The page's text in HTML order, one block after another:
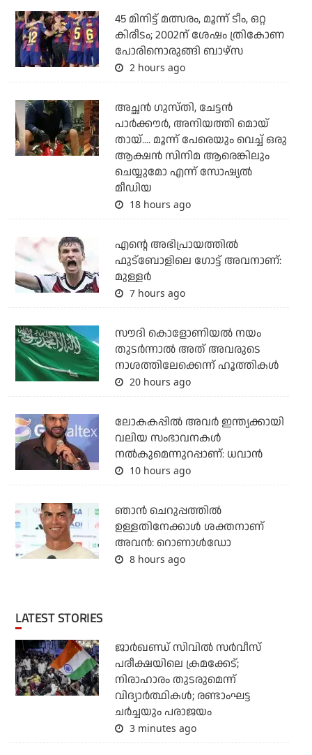
45 മിനിട്ട് മത്സരം, മൂന്ന് ടീം, ഒറ്റ
കിരീടം; 2002ന് ശേഷം ത്രികോണ
പോരിനൊരുങ്ങി ബാഴ്‌സ
2 hours ago
അച്ഛന്‍ ഗുസ്തി, ചേട്ടന്‍
പാര്‍ക്കൗര്‍, അനിയത്തി മൊയ്
തായ്.... മൂന്ന് പേരെയും വെച്ച് ഒരു
ആക്ഷന്‍ സിനിമ ആരെങ്കിലും
ചെയ്യുമോ എന്ന് സോഷ്യല്‍
മീഡിയ
18 hours ago
എന്റെ അഭിപ്രായത്തില്‍
ഫുട്‌ബോളിലെ ഗോട്ട് അവനാണ്:
മുള്ളര്‍
7 hours ago
സൗദി കൊളോണിയല്‍ നയം
തുടര്‍ന്നാല്‍ അത് അവരുടെ
നാശത്തിലേക്കെന്ന് ഹൂത്തികള്‍
20 hours ago
ലോകകപ്പിൽ അവര്‍ ഇന്ത്യക്കായി
വലിയ സംഭാവനകള്‍
നല്‍കുമെന്നുറപ്പാണ്: ധവാന്‍
10 hours ago
ഞാന്‍ ചെറുപ്പത്തില്‍
ഉള്ളതിനേക്കാള്‍ ശക്തനാണ്
അവന്‍: റൊണാള്‍ഡോ
8 hours ago
LATEST STORIES
ജാര്‍ഖണ്ഡ് സിവില്‍ സര്‍വീസ്
പരീക്ഷയിലെ ക്രമക്കേട്;
നിരാഹാരം തുടരുമെന്ന്
വിദ്യാര്‍ത്ഥികള്‍; രണ്ടാംഘട്ട
ചര്‍ച്ചയും പരാജയം
3 minutes ago